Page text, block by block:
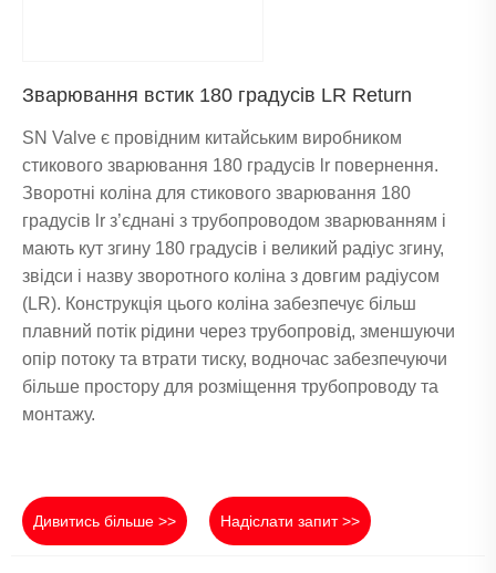
Зварювання встик 180 градусів LR Return
SN Valve є провідним китайським виробником
стикового зварювання 180 градусів lr повернення.
Зворотні коліна для стикового зварювання 180
градусів lr з’єднані з трубопроводом зварюванням і
мають кут згину 180 градусів і великий радіус згину,
звідси і назву зворотного коліна з довгим радіусом
(LR). Конструкція цього коліна забезпечує більш
плавний потік рідини через трубопровід, зменшуючи
опір потоку та втрати тиску, водночас забезпечуючи
більше простору для розміщення трубопроводу та
монтажу.
Дивитись більше >> Надіслати запит >>